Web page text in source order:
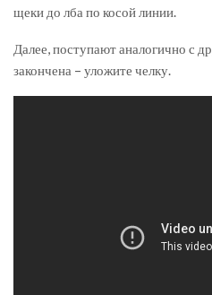
щеки до лба по косой линии.
Далее, поступают аналогично с
закончена – уложите челку.